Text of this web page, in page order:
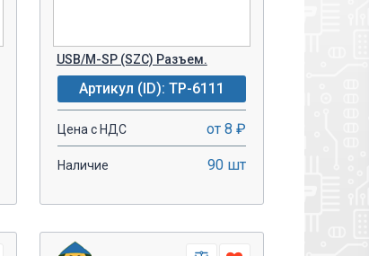
USB/M-SP (SZC) Разъем.
Артикул (ID): TP-6111
Цена с НДС от 8 ₽
Наличие 90 шт